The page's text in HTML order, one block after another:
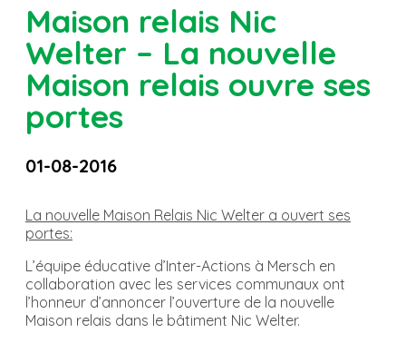
Maison relais Nic
Welter – La nouvelle
Maison relais ouvre ses
portes
01-08-2016
La nouvelle Maison Relais Nic Welter a ouvert ses
portes:
L’équipe éducative d’Inter-Actions à Mersch en
collaboration avec les services communaux ont
l’honneur d’annoncer l’ouverture de la nouvelle
Maison relais dans le bâtiment Nic Welter.